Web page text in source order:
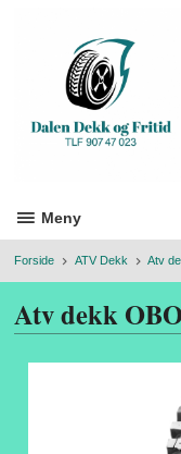
Meny
Forside ATV Dekk Atv
Atv dekk